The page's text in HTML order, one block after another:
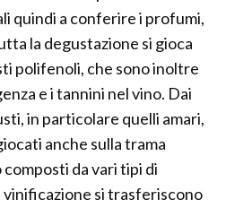
quindi a conferire i profumi,
la degustazione si gioca
polifenoli, che sono inoltre
e i tannini nel vino. Dai
in particolare quelli amari,
anche sulla trama
da vari tipi di
si trasferiscono